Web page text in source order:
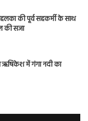
की पूर्व सहकर्मी के साथ
की सजा
ऋषिकेश में गंगा नदी का